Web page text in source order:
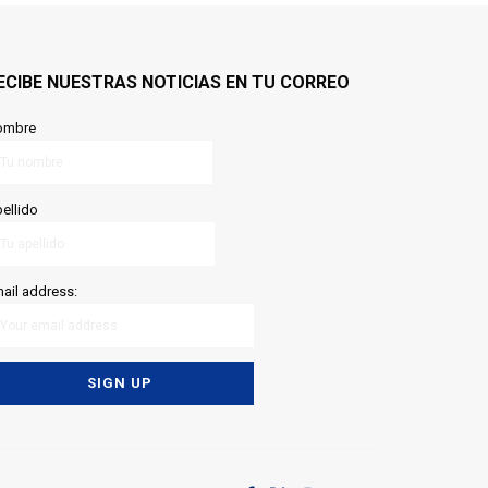
NUESTRAS NOTICIAS EN TU CORREO
address: